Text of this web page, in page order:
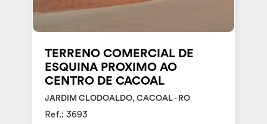
TERRENO COMERCIAL DE
ESQUINA PROXIMO AO
CENTRO DE CACOAL
JARDIM CLODOALDO, CACOAL - RO
Ref.: 3693